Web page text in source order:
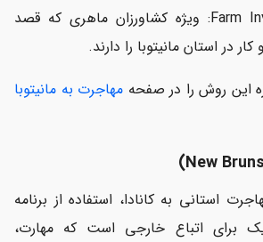
Farm Investor Pathway: ویژه کشاورزان ماهری که قصد
در استان مانیتوبا را دارند.
این روش را در صفحه مهاجرت به مانیتوبا
استانی به کانادا، استفاده از برنامه
برای اتباع خارجی است که مهارت،